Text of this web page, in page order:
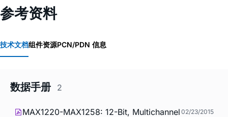
参考资料
技术文档组件资源PCN/PDN 信息
数据手册 2
MAX1220-MAX1258: 12-Bit, Multichannel 02/23/2015